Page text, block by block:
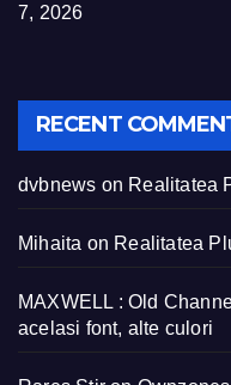
7, 2026
RECENT
dvbnews on Realitatea
Mihaita on Realitatea
MAXWELL : Old
acelasi font, alte culori